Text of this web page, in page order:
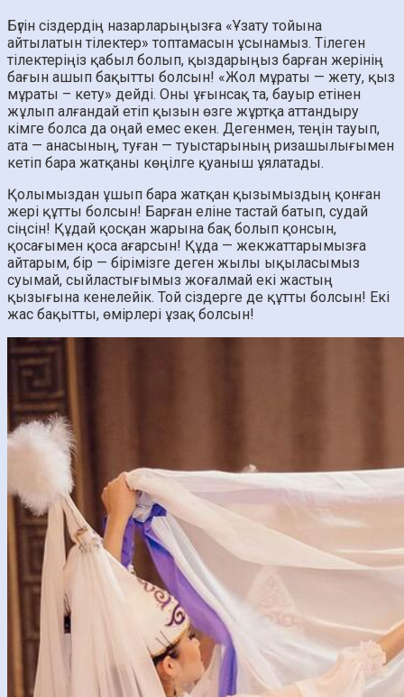
Бүгін сіздердің назарларыңызға «Ұзату тойына
айтылатын тілектер» топтамасын ұсынамыз. Тілеген
тілектеріңіз қабыл болып, қыздарыңыз барған жерінің
бағын ашып бақытты болсын! «Жол мұраты — жету, қыз
мұраты – кету» дейді. Оны ұғынсақ та, бауыр етінен
жұлып алғандай етіп қызын өзге жұртқа аттандыру
кімге болса да оңай емес екен. Дегенмен, теңін тауып,
ата — анасының, туған — туыстарының ризашылығымен
кетіп бара жатқаны көңілге қуаныш ұялатады.
Қолымыздан ұшып бара жатқан қызымыздың қонған
жері құтты болсын! Барған еліне тастай батып, судай
сіңсін! Құдай қосқан жарына бақ болып қонсын,
қосағымен қоса ағарсын! Құда — жекжаттарымызға
айтарым, бір — бірімізге деген жылы ықыласымыз
суымай, сыйластығымыз жоғалмай екі жастың
қызығына кенелейік. Той сіздерге де құтты болсын! Екі
жас бақытты, өмірлері ұзақ болсын!